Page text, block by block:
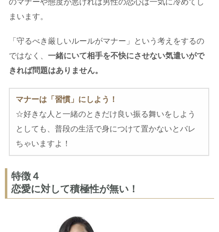
まいます。
「守るべき厳しいルールがマナー」という考えをするの
ではなく、 一緒にいて相手を不快にさせない気遣いがで
きれば問題はありません。
マナーは「習慣」にしよう！
☆好きな人と一緒のときだけ良い振る舞いをしよう
としても、普段の生活で身につけて置かないとバレ
ちゃいますよ！
特徴４
恋愛に対して積極性が無い！